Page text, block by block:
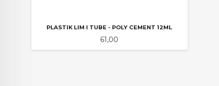
PLASTIK LIM I TUBE - POLY CEMENT 12ML
Pris
61,00